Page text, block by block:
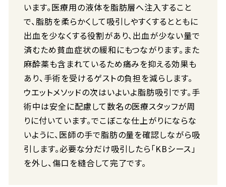
います。医療用の液体を脂肪層へ注入すること
で、脂肪を柔らかくして吸引しやすくするとともに
出血を少なくする役割があり、出血が少ない量で
済むため貧血症状の緩和にもつながります。また
麻酔薬も含まれているため痛みを抑える効果も
あり、手術を受けるゲストの負担を減らします。
ウエットメソッドの次はいよいよ脂肪吸引です。手
術中は安全に配慮して数名の医療スタッフが周
りに付いています。でこぼこな仕上がりにならな
いように、医師の手で脂肪の量を確認しながら吸
引します。必要な分だけ吸引したら「KBシース」
を外し、傷口を縫合して完了です。